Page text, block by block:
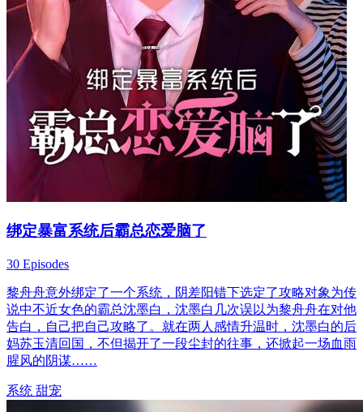
绑定暴富系统后霸总恋爱脑了
30 Episodes
黎舟舟意外绑定了一个系统，阴差阳错下选定了攻略对象为传
说中不近女色的霸总沈墨白，沈墨白几次误以为黎舟舟在对他
告白，自己把自己攻略了。就在两人感情升温时，沈墨白的后
妈苏玉清回国，不但揭开了一段尘封的往事，还掀起一场血雨
腥风的阴谋……
系统 甜宠